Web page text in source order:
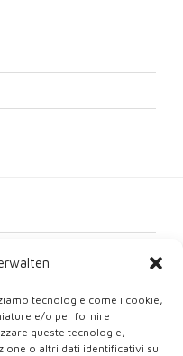
tecnologie come i cookie,
e/o per fornire
queste tecnologie,
o altri dati identificativi su